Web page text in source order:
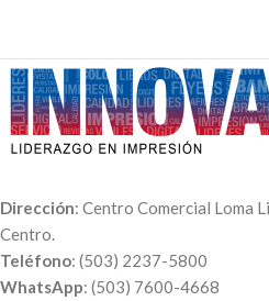
Dirección: Centro Comercial Loma
Centro.
Teléfono: (503) 2237-5800
WhatsApp: (503) 7600-4668